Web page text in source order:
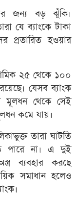
জন্য বড় ঝুঁকি।
যে ব্যাংকে টাকা
প্রতারিত হওয়ার
২৫ থেকে ১০০
যেসব ব্যাংক
মূলধন থেকে সেই
কমে যায়।
তারা ঘাটতি
পারে না। এ দুই
ব্যবহার করছে
সমাধান হলেও